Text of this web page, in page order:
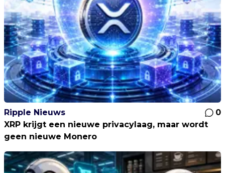
Ripple Nieuws
0
XRP krijgt een nieuwe privacylaag, maar wordt
geen nieuwe Monero